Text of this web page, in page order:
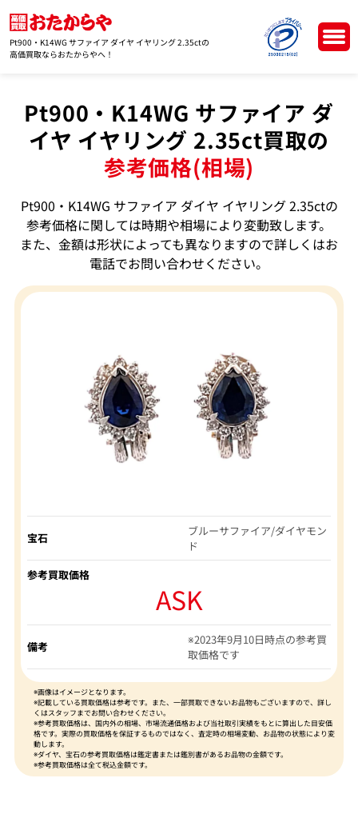
Pt900・K14WG サファイア ダイヤ イヤリング 2.35ctの
高価買取ならおたからやへ！
Pt900・K14WG サファイア ダ
イヤ イヤリング 2.35ct買取の
参考価格(相場)
Pt900・K14WG サファイア ダイヤ イヤリング 2.35ctの
参考価格に関しては時期や相場により変動致します。
また、金額は形状によっても異なりますので詳しくはお
電話でお問い合わせください。
宝石
ブルーサファイア/ダイヤモン
ド
参考買取価格
ASK
備考
※2023年9月10日時点の参考買
取価格です
※画像はイメージとなります。
※記載している買取価格は参考です。また、一部買取できないお品物もございますので、詳し
くはスタッフまでお問い合わせください。
※参考買取価格は、国内外の相場、市場流通価格および当社取引実績をもとに算出した目安価
格です。実際の買取価格を保証するものではなく、査定時の相場変動、お品物の状態により変
動します。
※ダイヤ、宝石の参考買取価格は鑑定書または鑑別書があるお品物の金額です。
※参考買取価格は全て税込金額です。